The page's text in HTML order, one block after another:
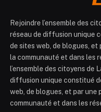
Rejoindre l’ensemble des
réseau de diffusion unique
de sites web, de blogues,
la communauté et dans les
l’ensemble des citoyens de
diffusion unique constitué
web, de blogues, et par une
communauté et dans les